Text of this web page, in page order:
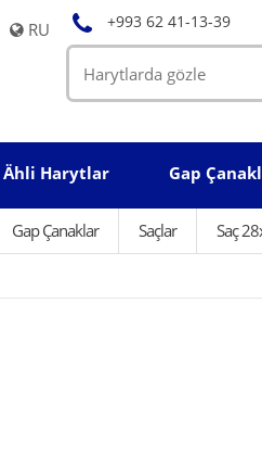
RU +993 62 41-13-39
Ähli Harytlar Gap
Gap Çanaklar Saçlar Saç